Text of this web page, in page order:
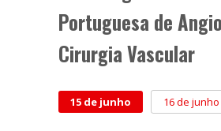
Portuguesa de
Cirurgia Vascular
15 de junho 16 de junho